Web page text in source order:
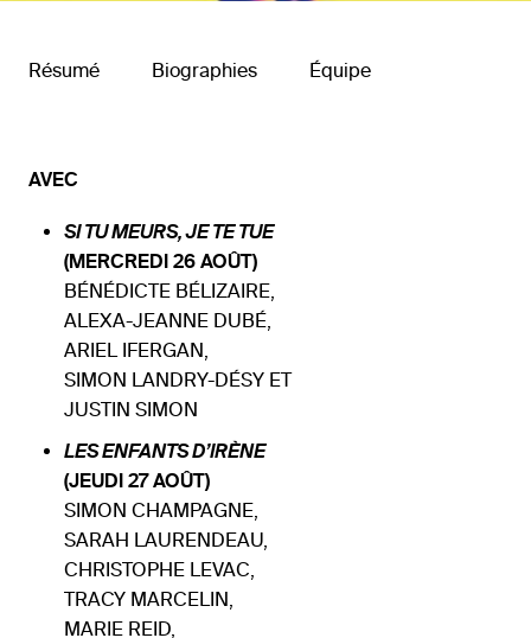
Résumé Biographies Équipe
AVEC
SI TU MEURS, JE TE TUE
(MERCREDI 26 AOÛT)
BÉNÉDICTE BÉLIZAIRE,
ALEXA-JEANNE DUBÉ,
ARIEL IFERGAN,
SIMON LANDRY-DÉSY ET
JUSTIN SIMON
LES ENFANTS D’IRÈNE
(JEUDI 27 AOÛT)
SIMON CHAMPAGNE,
SARAH LAURENDEAU,
CHRISTOPHE LEVAC,
TRACY MARCELIN,
MARIE REID,